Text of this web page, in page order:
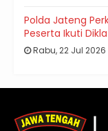
Polda Jateng
Peserta Ikuti
Rabu, 22 Jul 2026